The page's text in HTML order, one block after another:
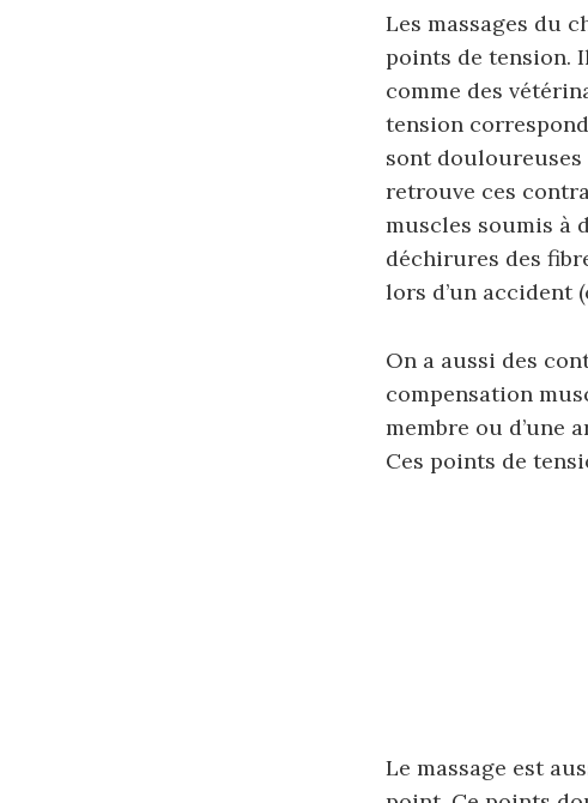
Les massages du
points de tension.
comme des
tension
sont douloureuses
retrouve ces
muscles soumis à
déchirures des
lors d’un accident
On a aussi des
compensation
membre ou d’une
Ces points de
Le massage est